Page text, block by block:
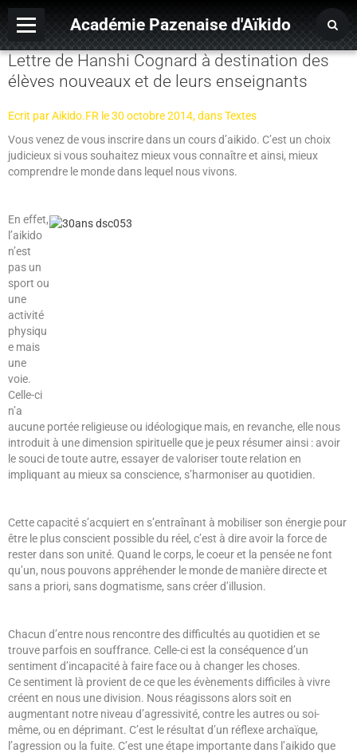
Académie Pazenaise d'Aïkido
Contact
Agenda
Lettre de Hanshi Cognard à destination des
élèves nouveaux et de leurs enseignants
Ecrit par Aikido.FR le 30 octobre 2014, dans Textes
Vous venez de vous inscrire dans un cours d’aikido. C’est un choix
judicieux si vous souhaitez mieux vous connaître et ainsi, mieux
comprendre le monde dans lequel nous vivons.
En effet,
l’aikido
n’est
pas un
sport ou
une
activité
physiqu
e mais
une
voie.
Celle-ci
n’a
aucune portée religieuse ou idéologique mais, en revanche, elle nous
introduit à une dimension spirituelle que je peux résumer ainsi : avoir
le souci de toute autre, essayer de valoriser toute relation en
impliquant au mieux sa conscience, s’harmoniser au quotidien.
Cette capacité s’acquiert en s’entraînant à mobiliser son énergie pour
être le plus conscient possible du réel, c’est à dire avoir la force de
rester dans son unité. Quand le corps, le coeur et la pensée ne font
qu’un, nous pouvons appréhender le monde de manière directe et
sans a priori, sans dogmatisme, sans créer d’illusion.
Chacun d’entre nous rencontre des difficultés au quotidien et se
trouve parfois en souffrance. Celle-ci est la conséquence d’un
sentiment d’incapacité à faire face ou à changer les choses.
Ce sentiment là provient de ce que les évènements difficiles à vivre
créent en nous une division. Nous réagissons alors soit en
augmentant notre niveau d’agressivité, contre les autres ou soi-
même, ou en déprimant. C’est le résultat d’un réflexe archaïque,
l’agression ou la fuite. C’est une étape importante dans l’aikido que